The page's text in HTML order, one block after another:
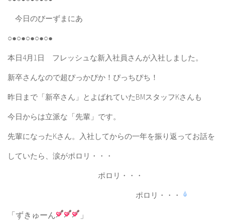
今日のびーずまにあ
○●○●○●○●○●
本日4月1日 フレッシュな新入社員さんが入社しました。
新卒さんなので超ぴっかぴか！ぴっちぴち！
昨日まで「新卒さん」とよばれていたBMスタッフKさんも
今日からは立派な「先輩」です。
先輩になったKさん。入社してからの一年を振り返ってお話を
していたら、涙がポロリ・・・
ポロリ・・・
ポロリ・・・
「ずきゅーん 」